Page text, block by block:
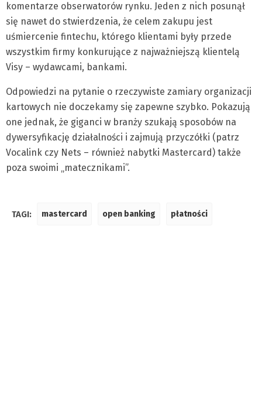
komentarze obserwatorów rynku. Jeden z nich posunął
się nawet do stwierdzenia, że celem zakupu jest
uśmiercenie fintechu, którego klientami były przede
wszystkim firmy konkurujące z najważniejszą klientelą
Visy – wydawcami, bankami.
Odpowiedzi na pytanie o rzeczywiste zamiary organizacji
kartowych nie doczekamy się zapewne szybko. Pokazują
one jednak, że giganci w branży szukają sposobów na
dywersyfikację działalności i zajmują przyczółki (patrz
Vocalink czy Nets – również nabytki Mastercard) także
poza swoimi „matecznikami”.
TAGI: mastercard open banking płatności